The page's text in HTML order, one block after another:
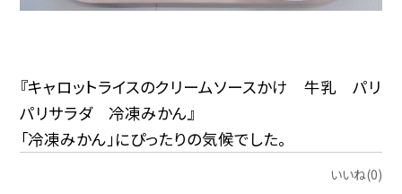
『キャロットライスのクリームソースかけ 牛乳 パリ
パリサラダ 冷凍みかん』
「冷凍みかん」にぴったりの気候でした。
いいね(0)